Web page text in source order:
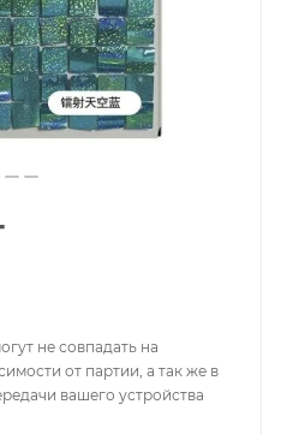
не совпадать на
от партии, а так же в
вашего устройства